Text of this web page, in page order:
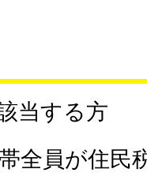
当する方
全員が住民